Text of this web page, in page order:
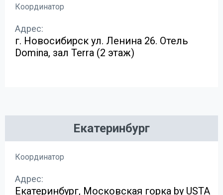
Координатор
Адрес:
г. Новосибирск ул. Ленина 26. Отель
Domina, зал Terra (2 этаж)
Екатеринбург
Координатор
Адрес:
Екатеринбург, Московская горка by USTA